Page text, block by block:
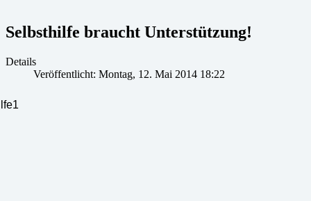
Selbsthilfe braucht Unterstützung!
Details
Veröffentlicht: Montag, 12. Mai 2014 18:22